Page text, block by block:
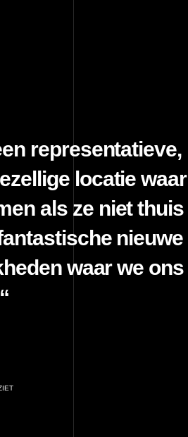
representatieve,
locatie waar
als ze niet thuis
nieuwe
waar we ons